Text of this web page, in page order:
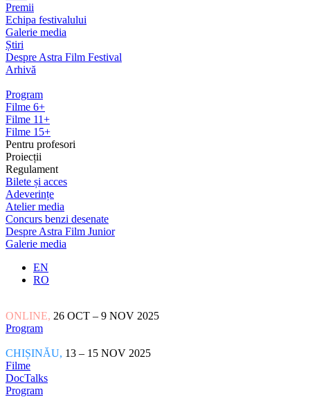
Premii
Echipa festivalului
Galerie media
Știri
Despre Astra Film Festival
Arhivă
Program
Filme 6+
Filme 11+
Filme 15+
Pentru profesori
Proiecții
Regulament
Bilete și acces
Adeverințe
Atelier media
Concurs benzi desenate
Despre Astra Film Junior
Galerie media
EN
RO
ONLINE, 26 OCT – 9 NOV 2025
Program
CHIȘINĂU, 13 – 15 NOV 2025
Filme
DocTalks
Program